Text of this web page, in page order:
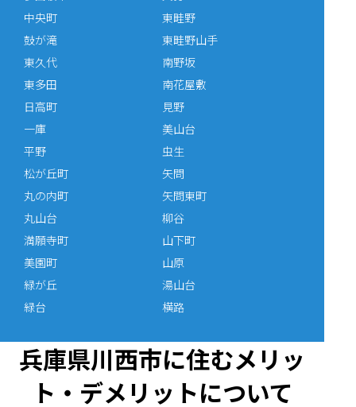
中央町
鼓が滝
東畦野
東畦野山手
東久代
東多田
日高町
一庫
平野
松が丘町
丸の内町
丸山台
満願寺町
美園町
緑が丘
緑台
南野坂
南花屋敷
見野
美山台
虫生
矢問
矢問東町
柳谷
山下町
山原
湯山台
横路
兵庫県川西市に住むメリッ
ト・デメリットについて